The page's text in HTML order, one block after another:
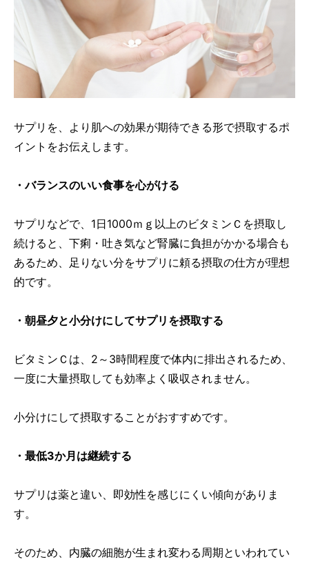
サプリを、より肌への効果が期待できる形で摂取するポ
イントをお伝えします。
・バランスのいい食事を心がける
サプリなどで、1日1000ｍｇ以上のビタミンＣを摂取し
続けると、下痢・吐き気など腎臓に負担がかかる場合も
あるため、足りない分をサプリに頼る摂取の仕方が理想
的です。
・朝昼夕と小分けにしてサプリを摂取する
ビタミンＣは、2～3時間程度で体内に排出されるため、
一度に大量摂取しても効率よく吸収されません。
小分けにして摂取することがおすすめです。
・最低3か月は継続する
サプリは薬と違い、即効性を感じにくい傾向がありま
す。
そのため、内臓の細胞が生まれ変わる周期といわれてい